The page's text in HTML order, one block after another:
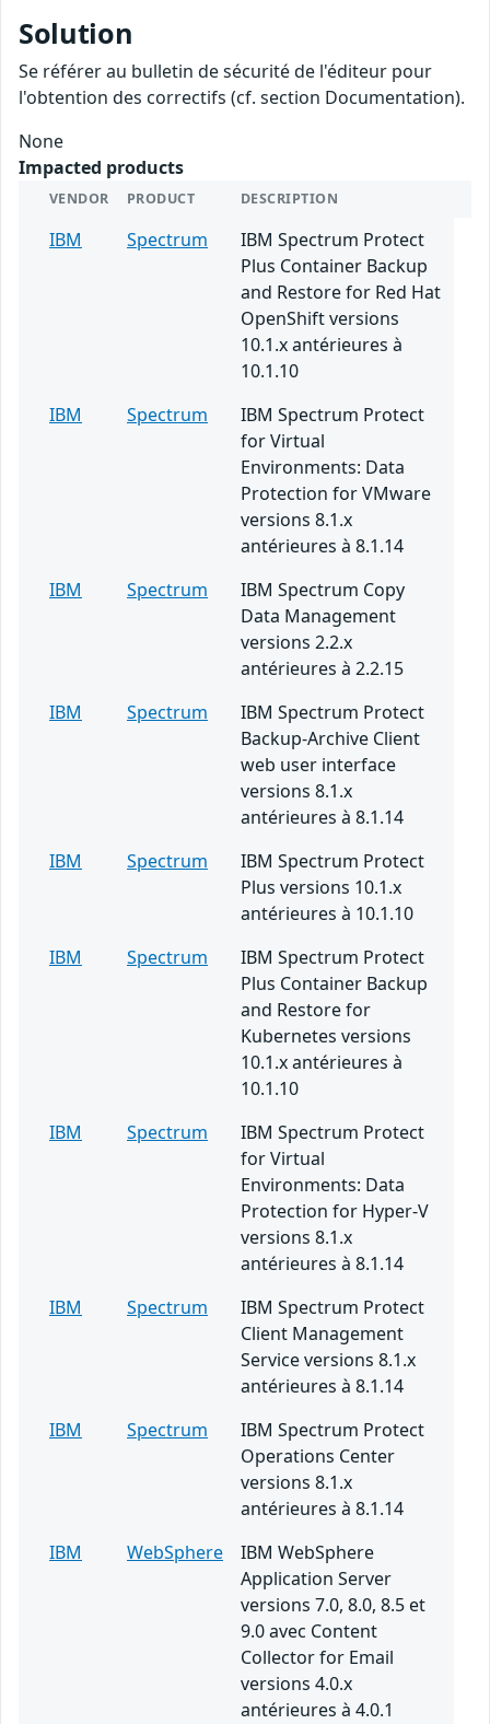
Solution
Se référer au bulletin de sécurité de l'éditeur pour
l'obtention des correctifs (cf. section Documentation).
None
Impacted products
VENDOR PRODUCT DESCRIPTION
IBM Spectrum
IBM Spectrum Protect
Plus Container Backup
and Restore for Red Hat
OpenShift versions
10.1.x antérieures à
10.1.10
IBM
Spectrum
IBM Spectrum Protect
for Virtual
Environments: Data
Protection for VMware
versions 8.1.x
antérieures à 8.1.14
IBM
Spectrum
IBM Spectrum Copy
Data Management
versions 2.2.x
antérieures à 2.2.15
IBM
Spectrum
IBM Spectrum Protect
Backup-Archive Client
web user interface
versions 8.1.x
antérieures à 8.1.14
IBM
Spectrum
IBM Spectrum Protect
Plus versions 10.1.x
antérieures à 10.1.10
IBM
Spectrum
IBM Spectrum Protect
Plus Container Backup
and Restore for
Kubernetes versions
10.1.x antérieures à
10.1.10
IBM
Spectrum
IBM Spectrum Protect
for Virtual
Environments: Data
Protection for Hyper-V
versions 8.1.x
antérieures à 8.1.14
IBM
Spectrum
IBM Spectrum Protect
Client Management
Service versions 8.1.x
antérieures à 8.1.14
IBM
Spectrum
IBM Spectrum Protect
Operations Center
versions 8.1.x
antérieures à 8.1.14
IBM
WebSphere
IBM WebSphere
Application Server
versions 7.0, 8.0, 8.5 et
9.0 avec Content
Collector for Email
versions 4.0.x
antérieures à 4.0.1